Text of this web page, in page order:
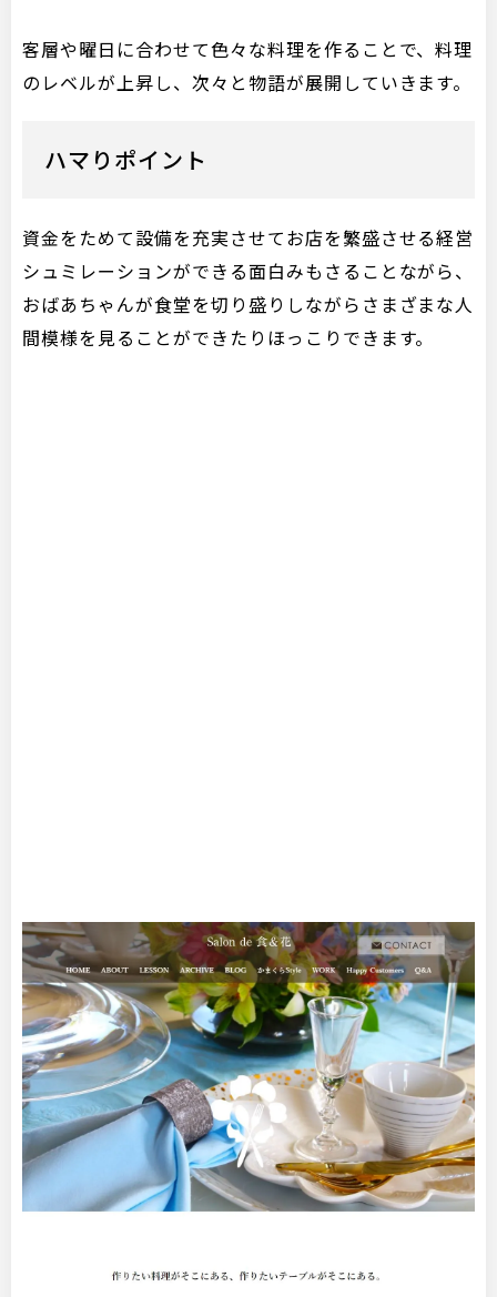
客層や曜日に合わせて色々な料理を作ることで、料理
のレベルが上昇し、次々と物語が展開していきます。
ハマりポイント
資金をためて設備を充実させてお店を繁盛させる経営
シュミレーションができる面白みもさることながら、
おばあちゃんが食堂を切り盛りしながらさまざまな人
間模様を見ることができたりほっこりできます。